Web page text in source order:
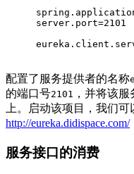
server.port=2101
配置了服务提供者的名称
的端口号2101
，并将该
上。启动该项目，我们可
http://eureka.didispace.com/
服务接口的消费